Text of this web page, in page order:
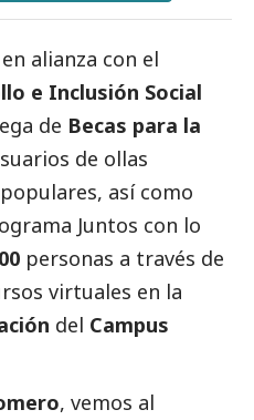
en alianza con el
e Inclusión Social
de Becas para la
de ollas
así como
Juntos con lo
personas a través de
virtuales en la
del Campus
, vemos al